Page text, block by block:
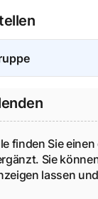
finden Sie
Sie
lassen